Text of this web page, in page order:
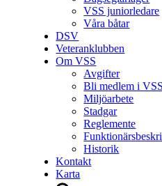
VSS juniorledare
Våra båtar
DSV
Veteranklubben
Om VSS
Avgifter
Bli medlem i VSS
Miljöarbete
Stadgar
Reglemente
Historik
Kontakt
Karta